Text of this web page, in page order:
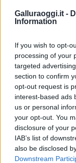
Galluraoggi.it -
Information
If you wish to opt-
processing of your
targeted
section to confirm
opt-out request is
interest-based ads
us or personal
your opt-out. You
disclosure of your
IAB’s list of
also be disclosed
Downstream
Vuoi
Puoi
cliccando
Sei già
Puoi